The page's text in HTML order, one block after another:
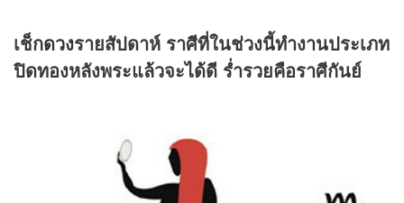
เช็กดวงรายสัปดาห์ ราศีที่ในช่วงนี้ทำงานประเภท
ปิดทองหลังพระแล้วจะได้ดี ร่ำรวยคือราศีกันย์